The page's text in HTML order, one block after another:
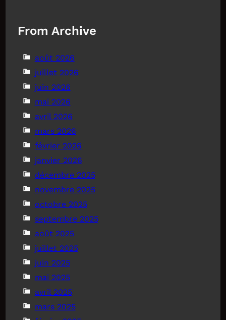
From Archive
août 2026
juillet 2026
juin 2026
mai 2026
avril 2026
mars 2026
février 2026
janvier 2026
décembre 2025
novembre 2025
octobre 2025
septembre 2025
août 2025
juillet 2025
juin 2025
mai 2025
avril 2025
mars 2025